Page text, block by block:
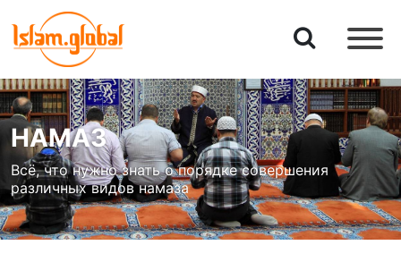
НАМАЗ
Всё, что нужно знать о порядке совершения
различных видов намаза